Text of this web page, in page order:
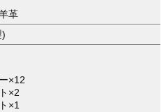
革
)
×12
×2
×1